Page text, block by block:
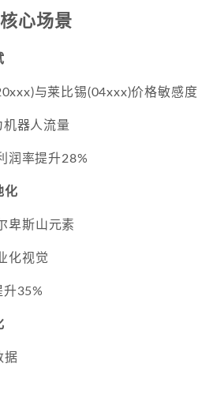
心场景
与莱比锡(04xxx)价格敏感度
器人流量
润率提升28%
化
卑斯山元素
化视觉
升35%
据